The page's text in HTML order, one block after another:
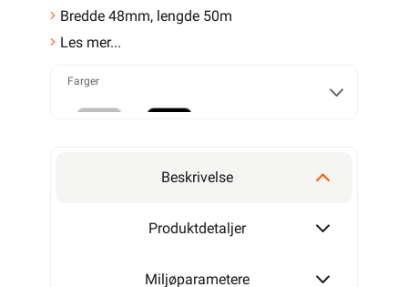
Bredde 48mm, lengde 50m
Les mer...
Farger
Beskrivelse
Produktdetaljer
Miljøparametere